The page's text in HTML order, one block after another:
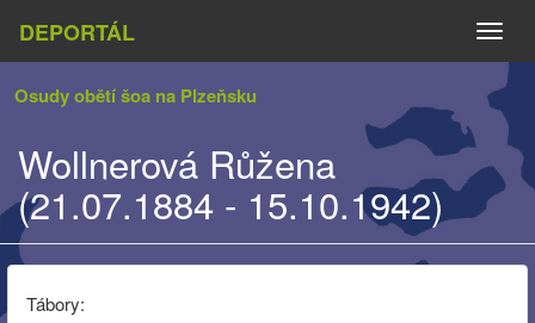
DEPORTÁL
Osudy obětí šoa na Plzeňsku
Wollnerová Růžena
(21.07.1884 - 15.10.1942)
Tábory: